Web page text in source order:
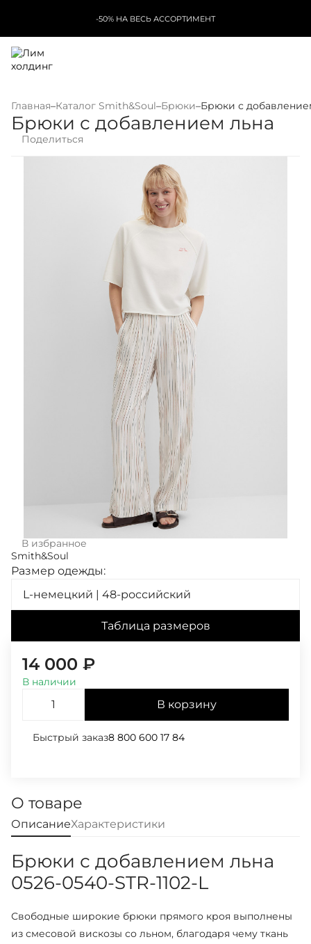
-50% НА ВЕСЬ АССОРТИМЕНТ
Главная–Каталог Smith&Soul–Брюки–Брюки с
Брюки с добавлением льна
Поделиться
В избранное
Smith&Soul
Размер одежды:
L-немецкий | 48-российский
Таблица размеров
14 000 ₽
В наличии
В корзину
Быстрый заказ8 800 600 17 84
О товаре
ОписаниеХарактеристики
Брюки с добавлением льна
0526-0540-STR-1102-L
Свободные широкие брюки прямого кроя выполнены
из смесовой вискозы со льном, благодаря чему ткань